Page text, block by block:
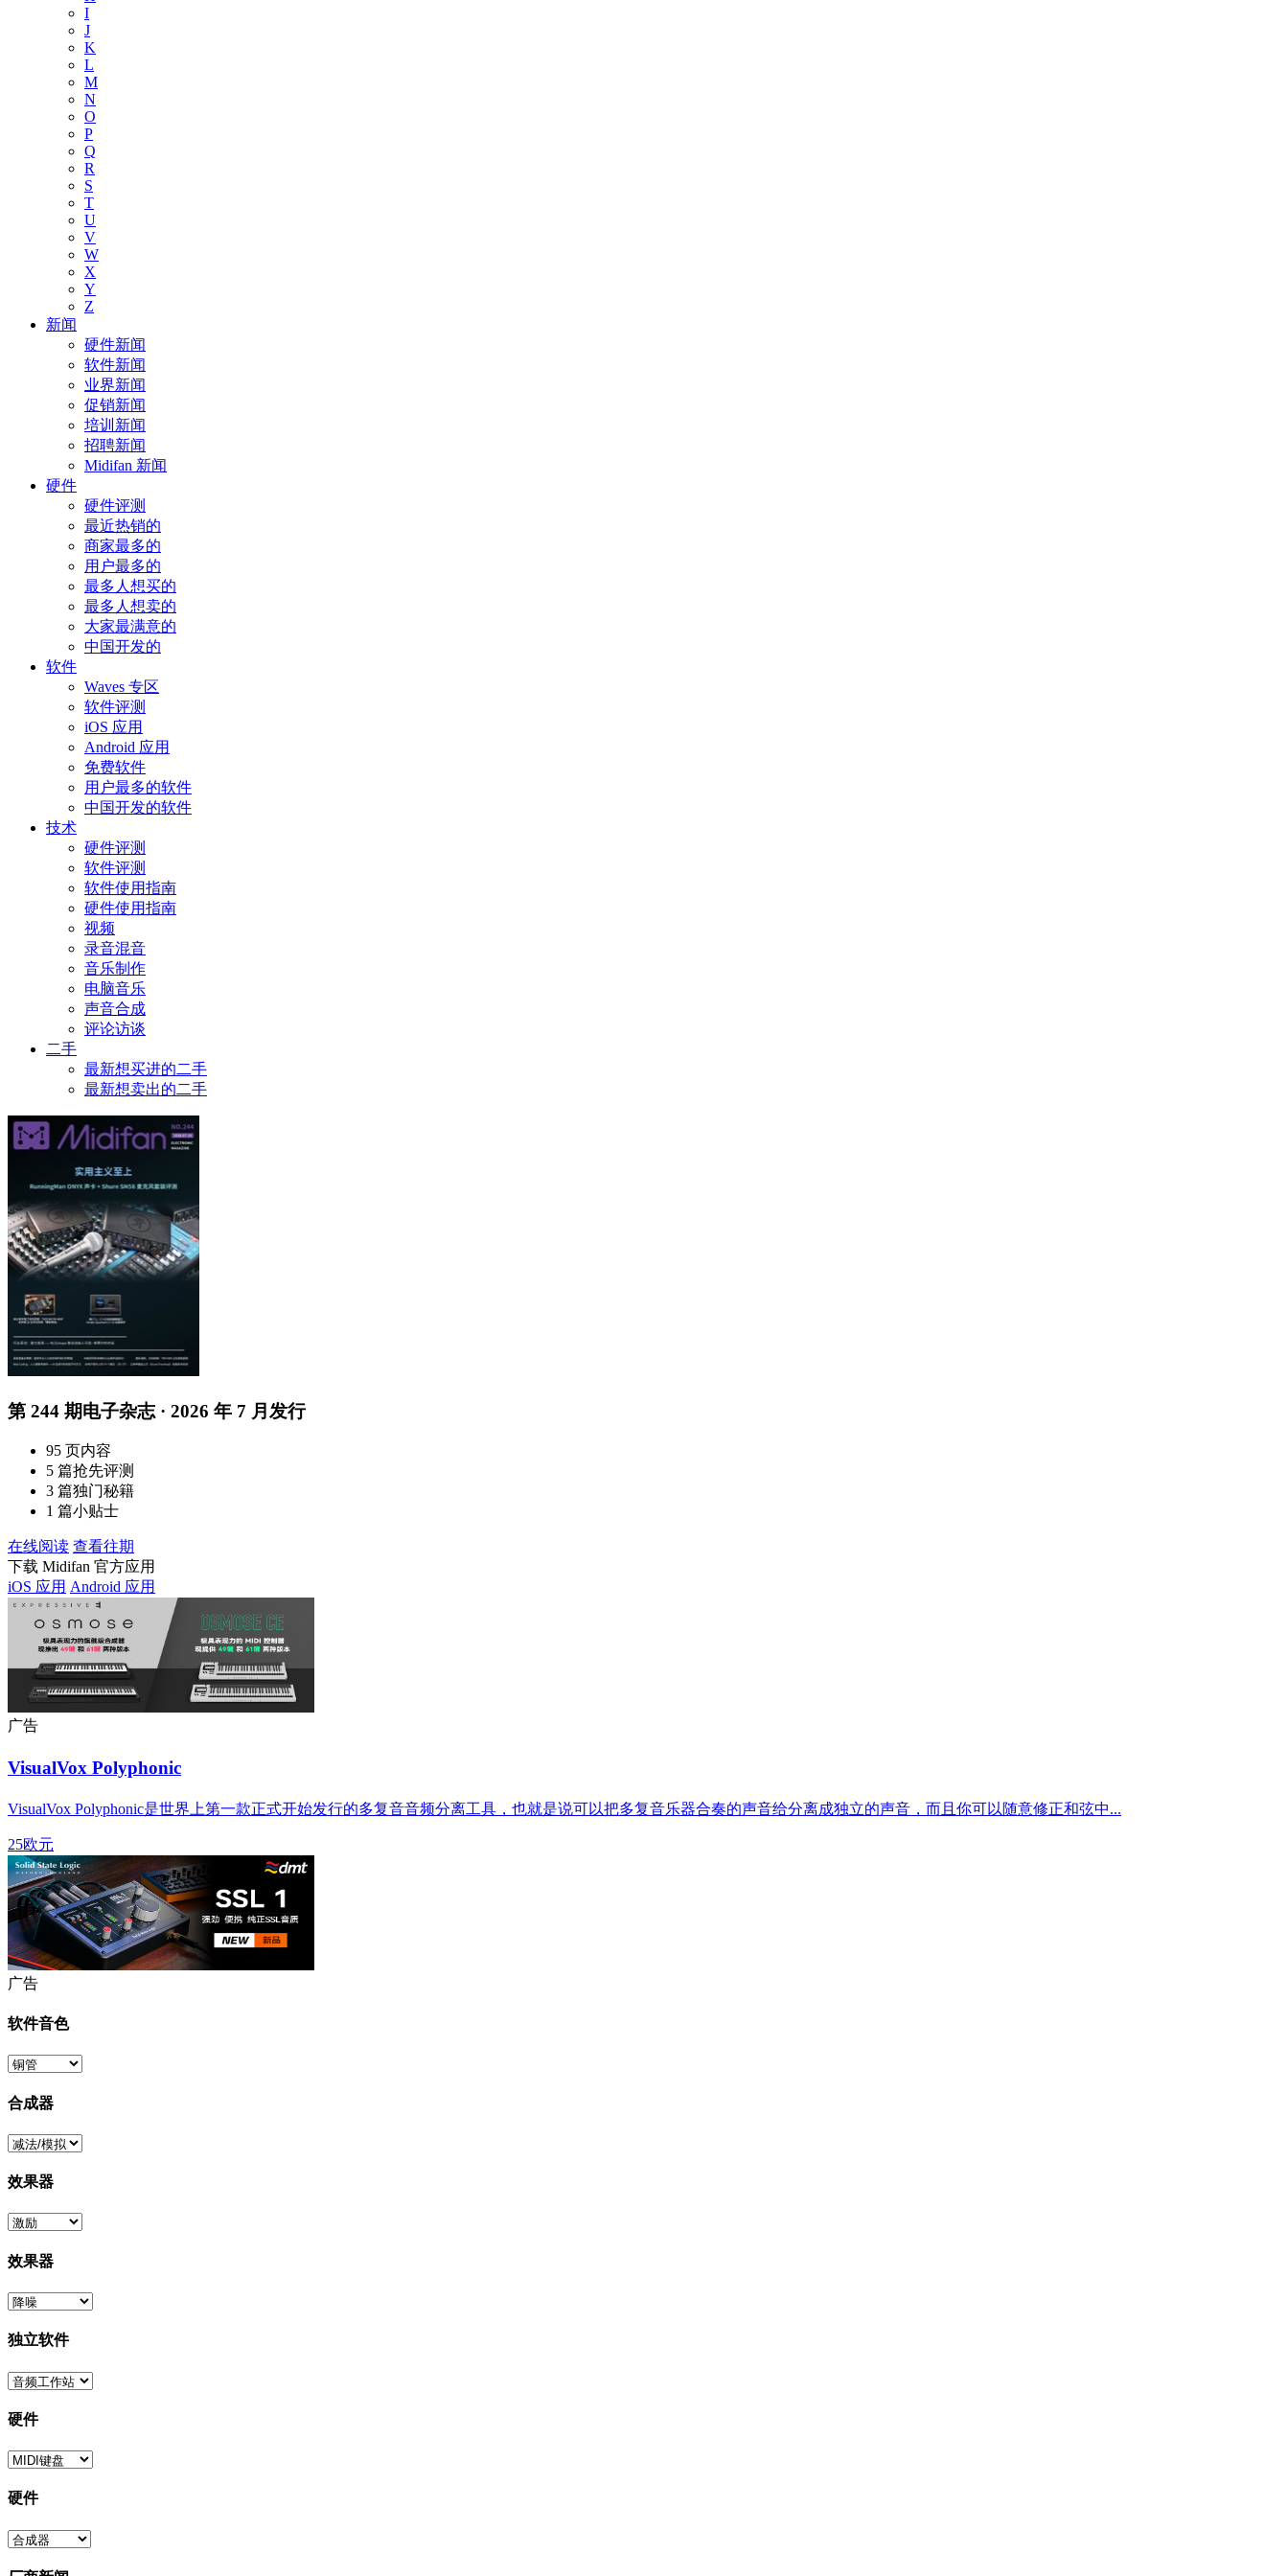
I
J
K
L
M
N
O
P
Q
R
S
T
U
V
W
X
Y
Z
新闻
硬件新闻
软件新闻
业界新闻
促销新闻
培训新闻
招聘新闻
Midifan 新闻
硬件
硬件评测
最近热销的
商家最多的
用户最多的
最多人想买的
最多人想卖的
大家最满意的
中国开发的
软件
Waves 专区
软件评测
iOS 应用
Android 应用
免费软件
用户最多的软件
中国开发的软件
技术
硬件评测
软件评测
软件使用指南
硬件使用指南
视频
录音混音
音乐制作
电脑音乐
声音合成
评论访谈
二手
最新想买进的二手
最新想卖出的二手
第 244 期电子杂志 · 2026 年 7 月发行
95 页内容
5 篇抢先评测
3 篇独门秘籍
1 篇小贴士
在线阅读 查看往期
下载 Midifan 官方应用
iOS 应用 Android 应用
广告
VisualVox Polyphonic
VisualVox Polyphonic是世界上第一款正式开始发行的多复音音频分离工具，也就是说可以把多复音乐器合奏的声音给分离成独立的声音，而且你可以随意修正和弦中...
25欧元
广告
软件音色
合成器
效果器
效果器
独立软件
硬件
硬件